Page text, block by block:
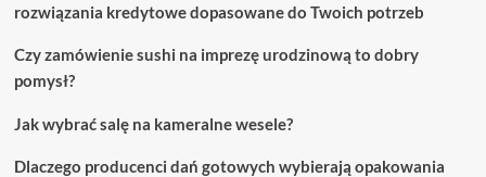
rozwiązania kredytowe dopasowane do Twoich potrzeb
Czy zamówienie sushi na imprezę urodzinową to dobry
pomysł?
Jak wybrać salę na kameralne wesele?
Dlaczego producenci dań gotowych wybierają opakowania